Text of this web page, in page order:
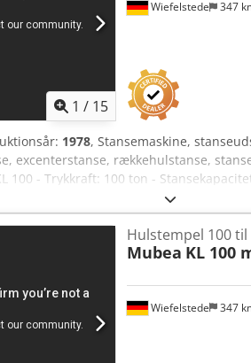
1 / 15
Wiefelstede 347
1978, Stansemaskine,
excenterstanse, rækkehulstanse,
100 - Trykkraft: 100 ton -
- Tilbehør: inklusiv, se fotos -
Wiefelstede 347
Hulstempel 100
Mubea KL 100